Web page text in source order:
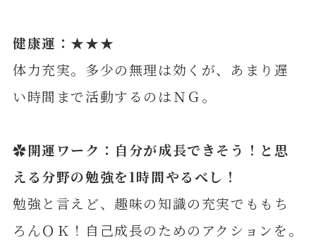
健康運：★★★
体力充実。多少の無理は効くが、あまり遅
い時間まで活動するのはＮＧ。
✿開運ワーク：自分が成長できそう！と思
える分野の勉強を1時間やるべし！
勉強と言えど、趣味の知識の充実でももち
ろんＯＫ！自己成長のためのアクションを。